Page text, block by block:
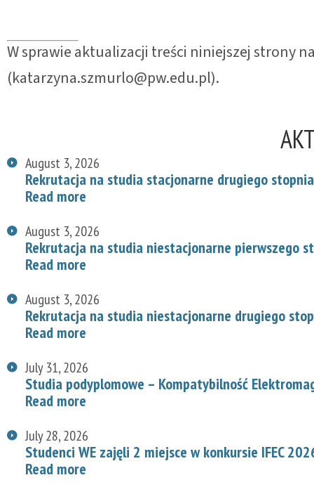
W sprawie aktualizacji treści niniejszej strony
(katarzyna.szmurlo@pw.edu.pl).
August 3, 2026
Rekrutacja na studia stacjonarne drugiego
Read more
August 3, 2026
Rekrutacja na studia niestacjonarne pierwszego
Read more
August 3, 2026
Rekrutacja na studia niestacjonarne drugiego
Read more
July 31, 2026
Studia podyplomowe – Kompatybilność
Read more
July 28, 2026
Studenci WE zajęli 2 miejsce w konkursie IFEC
Read more